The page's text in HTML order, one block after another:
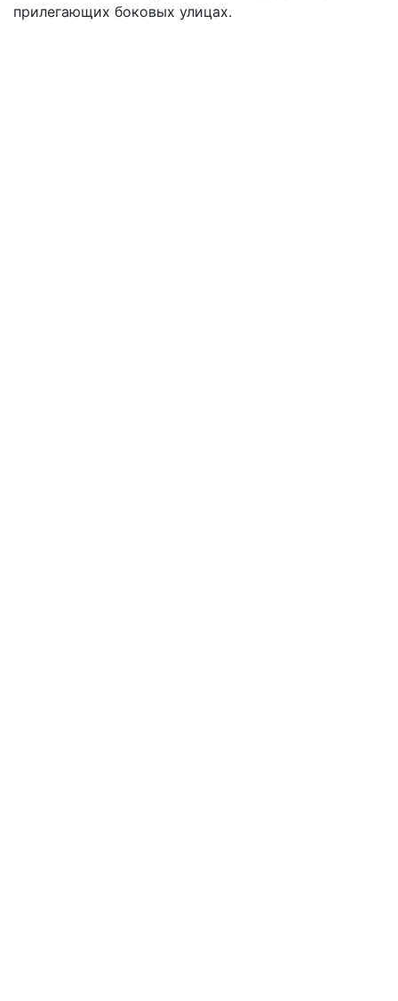
прилегающих боковых улицах.